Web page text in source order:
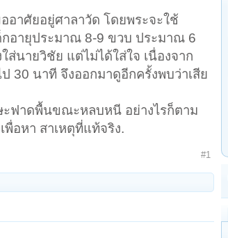
อาศัยอยู่ศาลาวัด โดยพระจะใช้
กอายุประมาณ 8-9 ขวบ ประมาณ 6
นายวิชัย แต่ไม่ได้ใส่ใจ เนื่องจาก
30 นาที จึงออกมาดูอีกครั้งพบว่าเสีย
ะฟาดพื้นขณะหลบหนี อย่างไรก็ตาม
อหา สาเหตุที่แท้จริง.
#1